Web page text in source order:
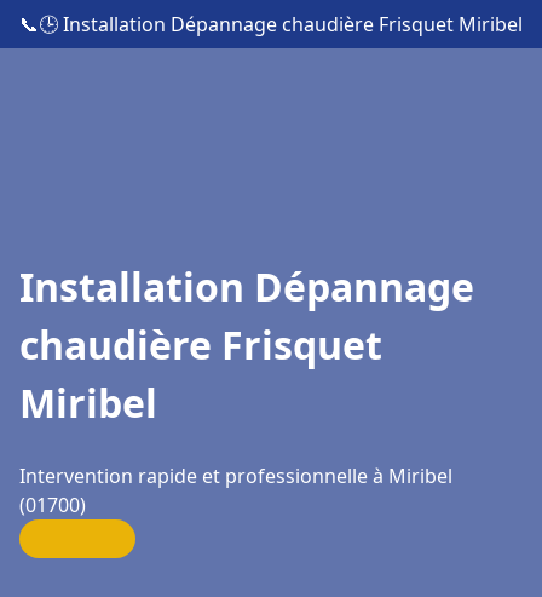
📞🕒 Installation Dépannage chaudière Frisquet Miribel
Installation Dépannage
chaudière Frisquet
Miribel
Intervention rapide et professionnelle à Miribel
(01700)